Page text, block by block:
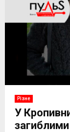
Різне
У
загиблими